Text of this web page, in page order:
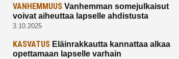
VANHEMMUUS Vanhemman somejulkaisut
voivat aiheuttaa lapselle ahdistusta
3.10.2025
KASVATUS Eläinrakkautta kannattaa alkaa
opettamaan lapselle varhain